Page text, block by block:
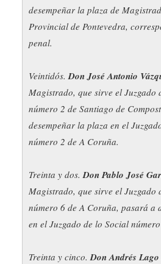
desempeñar la plaza de
Provincial de Pontevedra,
penal.
Veintidós. Don José Antonio
Magistrado, que sirve el Juzgado
número 2 de Santiago de
desempeñar la plaza en el
número 2 de A Coruña.
Treinta y dos. Don Pablo José
Magistrado, que sirve el Juzgado
número 6 de A Coruña, pasará a
en el Juzgado de lo Social
Treinta y cinco. Don Andrés